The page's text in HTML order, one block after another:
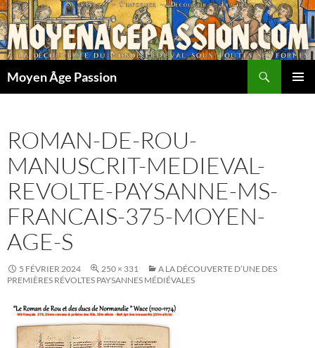
Aller
au
contenu
Moyen Âge Passion
ROMAN-DE-ROU-
MANUSCRIT-MEDIEVAL-
REVOLTE-PAYSANNE-MS-
FRANCAIS-375-MOYEN-
AGE-S
5 FÉVRIER 2024 250 × 331
A LA DÉCOUVERTE D’UNE DES
PREMIÈRES RÉVOLTES PAYSANNES MÉDIÉVALES